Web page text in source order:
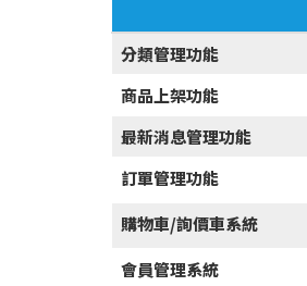
分類管理功能
商品上架功能
最新消息管理功能
訂單管理功能
購物車/詢價車系統
會員管理系統